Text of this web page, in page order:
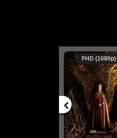
FHD (1080p)